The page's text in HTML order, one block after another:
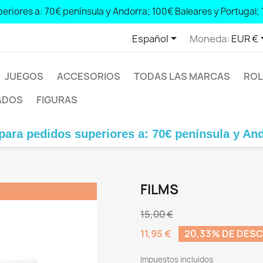
a: 70€ península y Andorra; 100€ Baleares y Portugal;
and Andorra; € 100 Balearic Islands and Portugal; €
Español Moneda: EUR €
JUEGOS ACCESORIOS TODAS LAS MARCAS ROL
FIGURAS
superiores a: 70€ península y Andorra;
FILMS
15,00 €
11,95 €
20,33% DE
Impuestos incluidos